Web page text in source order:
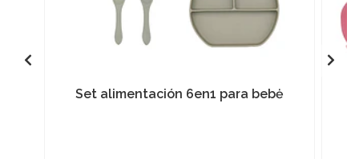
Set alimentación 6en1 para bebė